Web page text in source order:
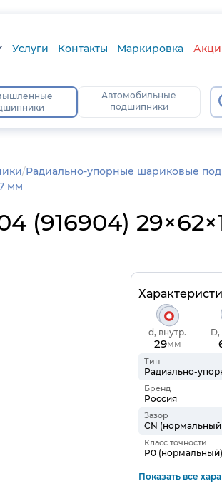
Услуги Контакты Маркировка
Автомобильные
подшипники
/Радиально-упорные шариковые
мм
(916904)
d, внутр.
29мм
Тип
Радиально-
Бренд
Россия
Зазор
CN (нормальный
Класс точности
P0 (нормальный)
Показать все